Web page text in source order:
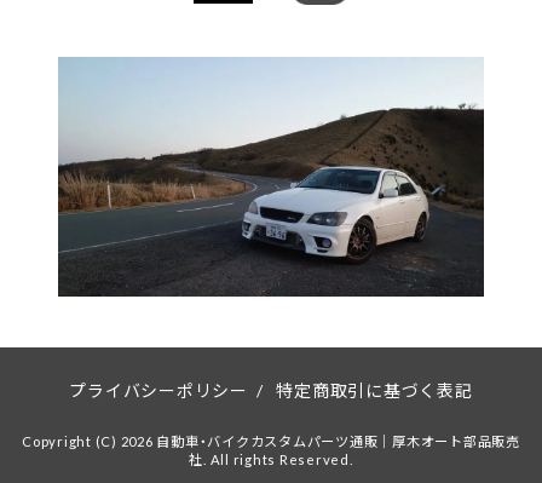
プライバシーポリシー / 特定商取引に基づく表記
Copyright (C) 2026 自動車・バイクカスタムパーツ通販｜厚木オート部品販売
社. All rights Reserved.